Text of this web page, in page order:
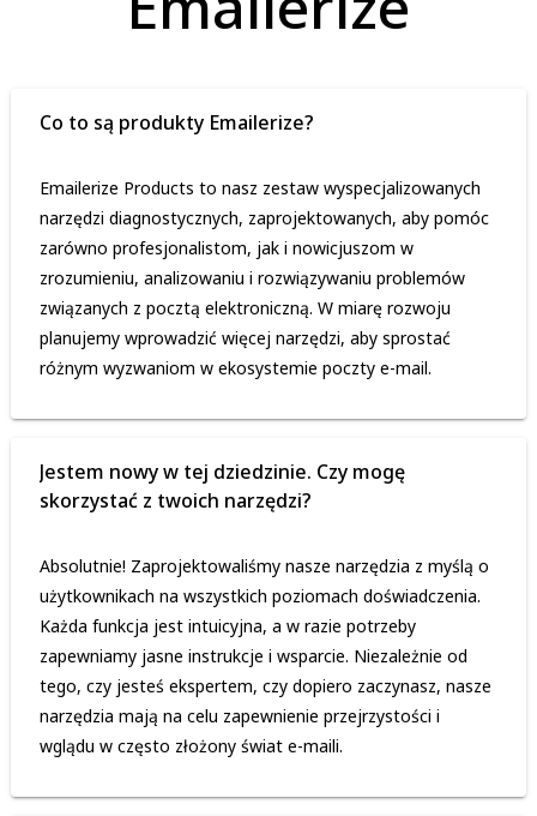
Co to są produkty Emailerize?
Emailerize Products to nasz zestaw wyspecjalizowanych
narzędzi diagnostycznych, zaprojektowanych, aby pomóc
zarówno profesjonalistom, jak i nowicjuszom w
zrozumieniu, analizowaniu i rozwiązywaniu problemów
związanych z pocztą elektroniczną. W miarę rozwoju
planujemy wprowadzić więcej narzędzi, aby sprostać
różnym wyzwaniom w ekosystemie poczty e-mail.
Jestem nowy w tej dziedzinie. Czy mogę
skorzystać z twoich narzędzi?
Absolutnie! Zaprojektowaliśmy nasze narzędzia z myślą o
użytkownikach na wszystkich poziomach doświadczenia.
Każda funkcja jest intuicyjna, a w razie potrzeby
zapewniamy jasne instrukcje i wsparcie. Niezależnie od
tego, czy jesteś ekspertem, czy dopiero zaczynasz, nasze
narzędzia mają na celu zapewnienie przejrzystości i
wglądu w często złożony świat e-maili.